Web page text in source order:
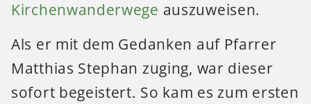
Kirchenwanderwege auszuweisen.
Als er mit dem Gedanken auf Pfarrer
Matthias Stephan zuging, war dieser
sofort begeistert. So kam es zum ersten